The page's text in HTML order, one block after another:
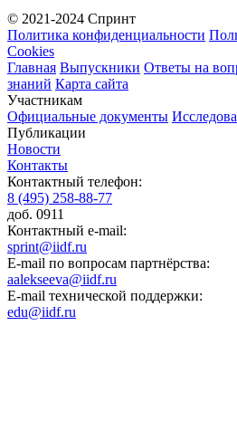
© 2021-2024 Спринт
Политика конфиденциальности
Cookies
Главная Выпускники Ответы на
знаний Карта сайта
Участникам
Официальные документы
Публикации
Новости
Контакты
Контактный телефон:
8 (495) 258-88-77
доб. 0911
Контактный e-mail:
sprint@iidf.ru
E-mail по вопросам партнёрства:
aalekseeva@iidf.ru
E-mail технической поддержки:
edu@iidf.ru